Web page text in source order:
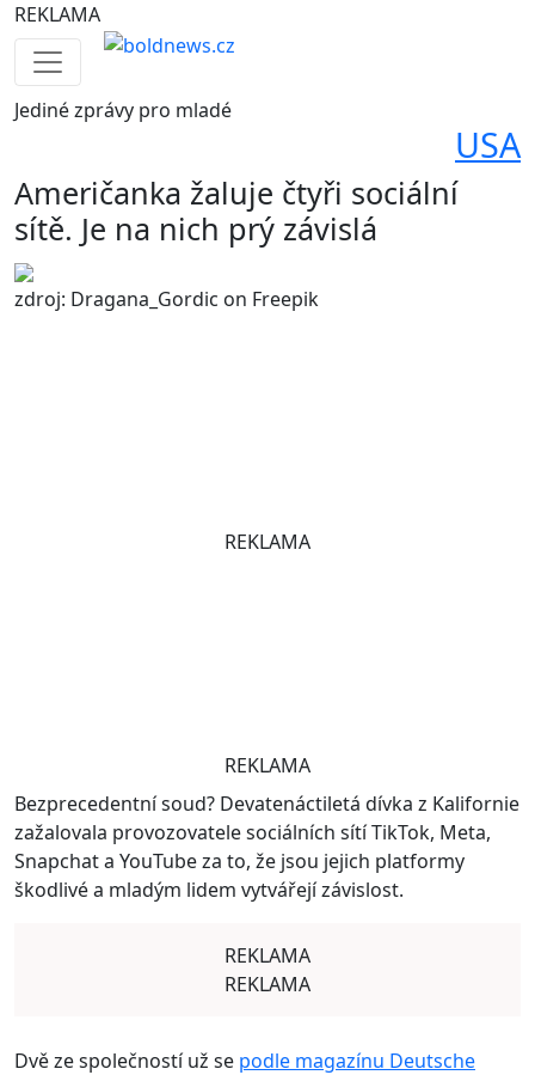
REKLAMA
Jedinézprávy pro mladé
USA
Američanka žaluje čtyři sociální
sítě. Je na nich prý závislá
zdroj: Dragana_Gordic on Freepik
REKLAMA
REKLAMA
Bezprecedentní soud? Devatenáctiletá dívka z Kalifornie
zažalovala provozovatele sociálních sítí TikTok, Meta,
Snapchat a YouTube za to, že jsou jejich platformy
škodlivé a mladým lidem vytvářejí závislost.
REKLAMA
REKLAMA
Dvě ze společností už se podle magazínu Deutsche